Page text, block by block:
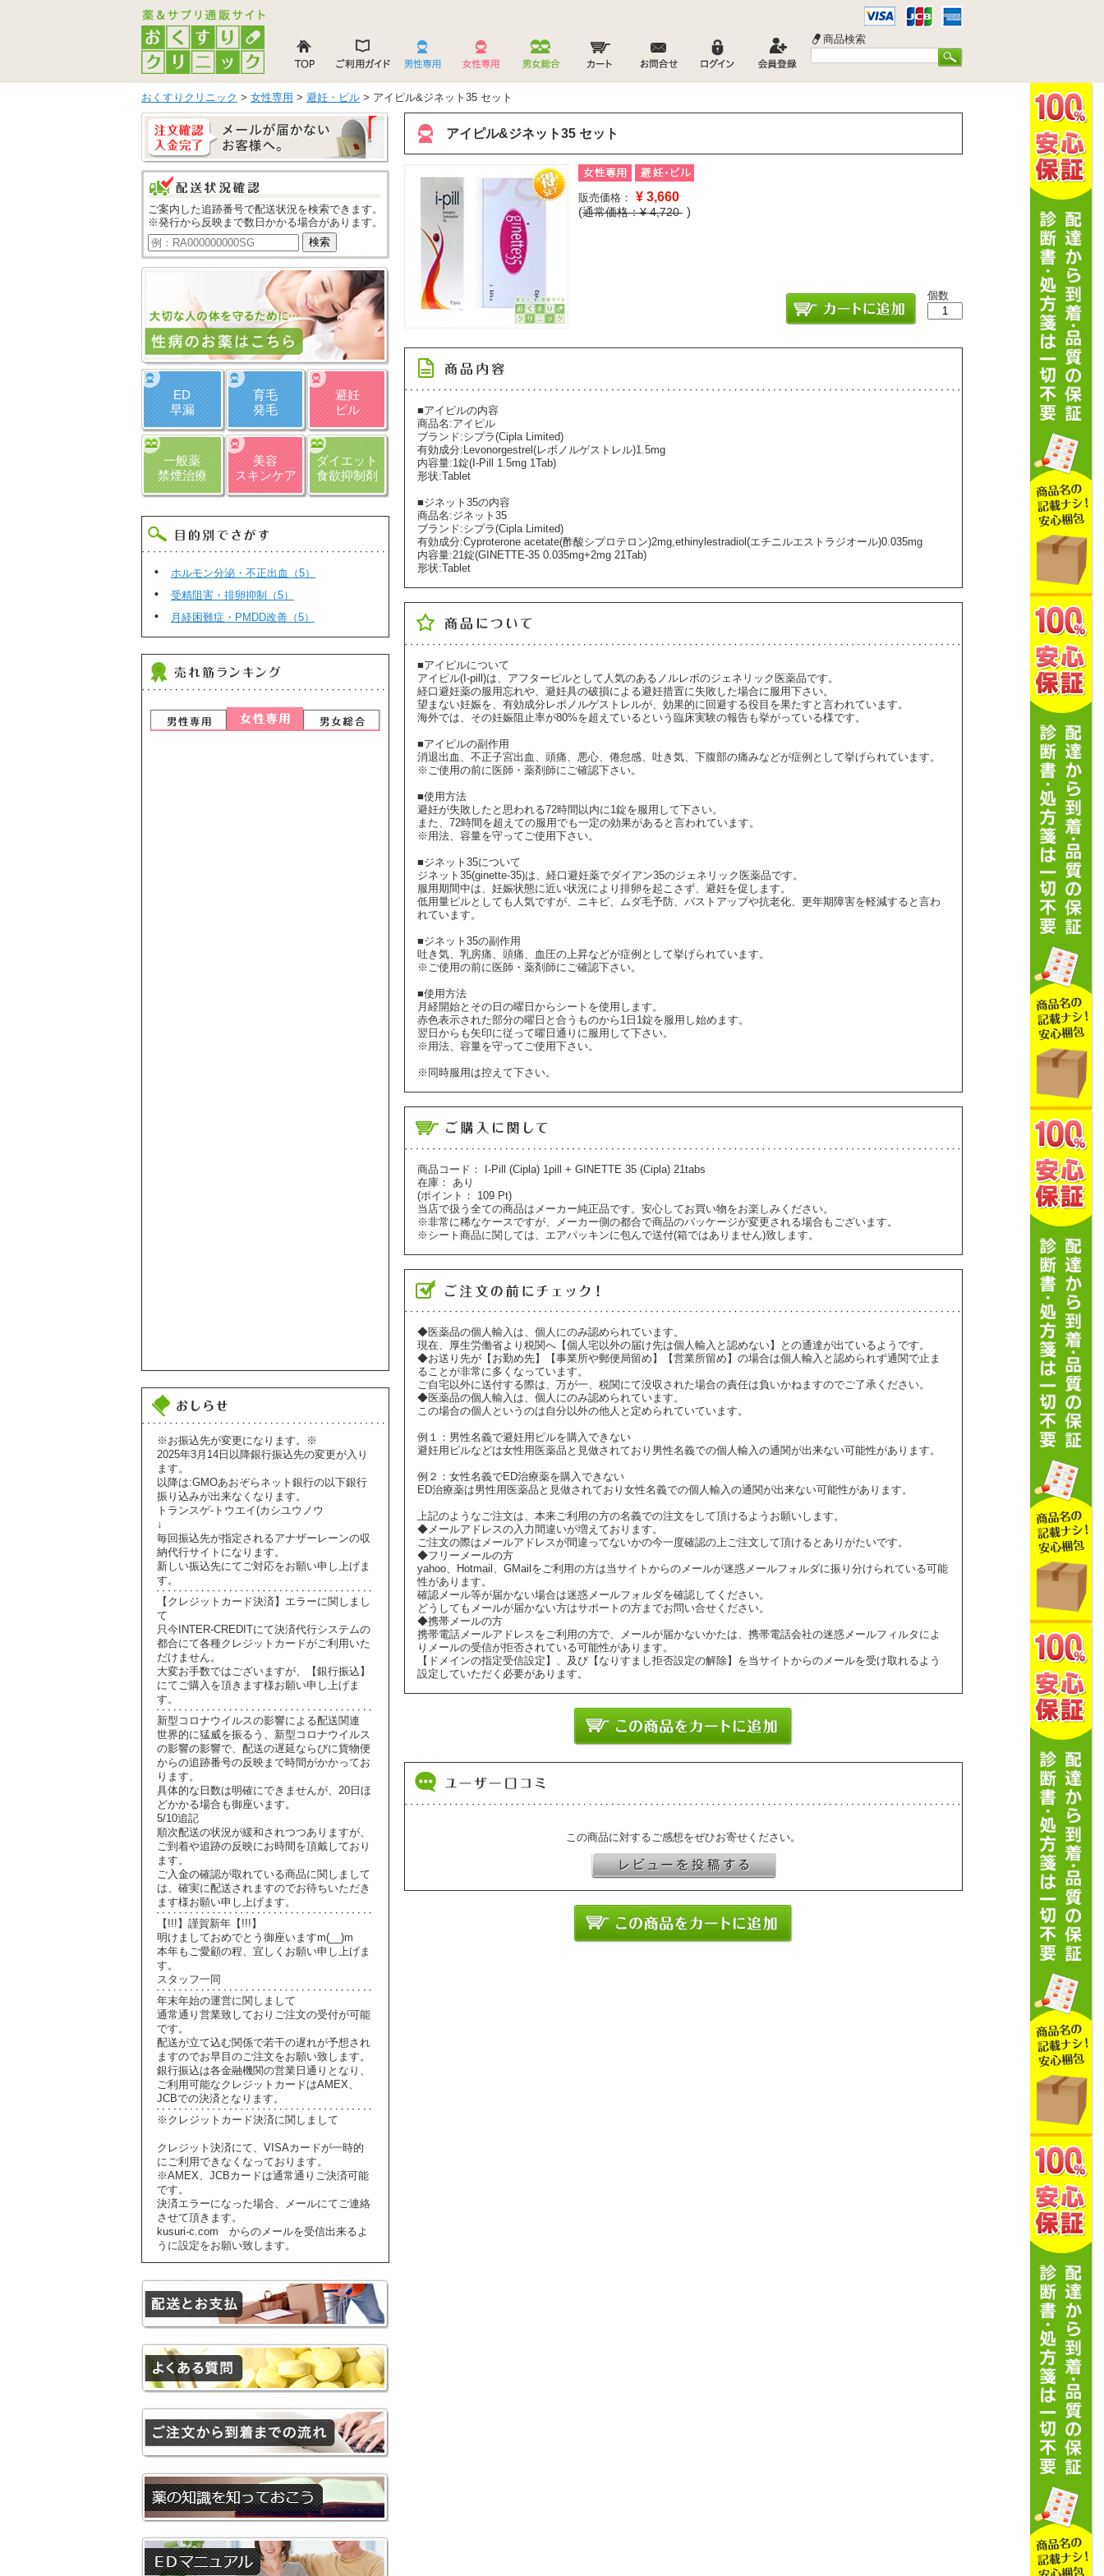
商品検索
おくすりクリニック > 女性専用 > 避妊・ピル > アイピル&ジネット35 セット
アイピル&ジネット35 セット
販売価格： ¥ 3,660
(通常価格：¥ 4,720 )
個数
■アイピルの内容
商品名:アイピル
ブランド:シプラ(Cipla Limited)
有効成分:Levonorgestrel(レボノルゲストレル)1.5mg
内容量:1錠(I-Pill 1.5mg 1Tab)
形状:Tablet
■ジネット35の内容
商品名:ジネット35
ブランド:シプラ(Cipla Limited)
有効成分:Cyproterone acetate(酢酸シプロテロン)2mg,ethinylestradiol(エチニルエストラジオール)0.035mg
内容量:21錠(GINETTE-35 0.035mg+2mg 21Tab)
形状:Tablet
■アイピルについて
アイピル(I-pill)は、アフターピルとして人気のあるノルレボのジェネリック医薬品です。
経口避妊薬の服用忘れや、避妊具の破損による避妊措置に失敗した場合に服用下さい。
望まない妊娠を、有効成分レボノルゲストレルが、効果的に回避する役目を果たすと言われています。
海外では、その妊娠阻止率が80%を超えているという臨床実験の報告も挙がっている様です。
■アイピルの副作用
消退出血、不正子宮出血、頭痛、悪心、倦怠感、吐き気、下腹部の痛みなどが症例として挙げられています。
※ご使用の前に医師・薬剤師にご確認下さい。
■使用方法
避妊が失敗したと思われる72時間以内に1錠を服用して下さい。
また、72時間を超えての服用でも一定の効果があると言われています。
※用法、容量を守ってご使用下さい。
■ジネット35について
ジネット35(ginette-35)は、経口避妊薬でダイアン35のジェネリック医薬品です。
服用期間中は、妊娠状態に近い状況により排卵を起こさず、避妊を促します。
低用量ピルとしても人気ですが、ニキビ、ムダ毛予防、バストアップや抗老化、更年期障害を軽減すると言わ
れています。
■ジネット35の副作用
吐き気、乳房痛、頭痛、血圧の上昇などが症例として挙げられています。
※ご使用の前に医師・薬剤師にご確認下さい。
■使用方法
月経開始とその日の曜日からシートを使用します。
赤色表示された部分の曜日と合うものから1日1錠を服用し始めます。
翌日からも矢印に従って曜日通りに服用して下さい。
※用法、容量を守ってご使用下さい。
※同時服用は控えて下さい。
商品コード：
I-Pill (Cipla) 1pill + GINETTE 35 (Cipla) 21tabs
在庫： あり
(ポイント： 109 Pt)
当店で扱う全ての商品はメーカー純正品です。安心してお買い物をお楽しみください。
※非常に稀なケースですが、メーカー側の都合で商品のパッケージが変更される場合もございます。
※シート商品に関しては、エアパッキンに包んで送付(箱ではありません)致します。
◆医薬品の個人輸入は、個人にのみ認められています。
現在、厚生労働省より税関へ【個人宅以外の届け先は個人輸入と認めない】との通達が出ているようです。
◆お送り先が【お勤め先】【事業所や郵便局留め】【営業所留め】の場合は個人輸入と認められず通関で止ま
ることが非常に多くなっています。
ご自宅以外に送付する際は、万が一、税関にて没収された場合の責任は負いかねますのでご了承ください。
◆医薬品の個人輸入は、個人にのみ認められています。
この場合の個人というのは自分以外の他人と定められていています。
例１：男性名義で避妊用ピルを購入できない
避妊用ピルなどは女性用医薬品と見做されており男性名義での個人輸入の通関が出来ない可能性があります。
例２：女性名義でED治療薬を購入できない
ED治療薬は男性用医薬品と見做されており女性名義での個人輸入の通関が出来ない可能性があります。
上記のようなご注文は、本来ご利用の方の名義での注文をして頂けるようお願いします。
◆メールアドレスの入力間違いが増えております。
ご注文の際はメールアドレスが間違ってないかの今一度確認の上ご注文して頂けるとありがたいです。
◆フリーメールの方
yahoo、Hotmail、GMailをご利用の方は当サイトからのメールが迷惑メールフォルダに振り分けられている可能
性があります。
確認メール等が届かない場合は迷惑メールフォルダを確認してください。
どうしてもメールが届かない方はサポートの方までお問い合せください。
◆携帯メールの方
携帯電話メールアドレスをご利用の方で、メールが届かないかたは、携帯電話会社の迷惑メールフィルタによ
りメールの受信が拒否されている可能性があります。
【ドメインの指定受信設定】、及び【なりすまし拒否設定の解除】を当サイトからのメールを受け取れるよう
設定していただく必要があります。
この商品に対するご感想をぜひお寄せください。
ご案内した追跡番号で配送状況を検索できます。
※発行から反映まで数日かかる場合があります。
ED
早漏
育毛
発毛
避妊
ピル
一般薬
禁煙治療
美容
スキンケア
ダイエット
食欲抑制剤
ホルモン分泌・不正出血（5）
受精阻害・排卵抑制（5）
月経困難症・PMDD改善（5）
※お振込先が変更になります。※
2025年3月14日以降銀行振込先の変更が入り
ます。
以降は:GMOあおぞらネット銀行の以下銀行
振り込みが出来なくなります。
トランスゲ-トウエイ(カシユウノウ
↓
毎回振込先が指定されるアナザーレーンの収
納代行サイトになります。
新しい振込先にてご対応をお願い申し上げま
す。
【クレジットカード決済】エラーに関しまし
て
只今INTER-CREDITにて決済代行システムの
都合にて各種クレジットカードがご利用いた
だけません。
大変お手数ではございますが、【銀行振込】
にてご購入を頂きます様お願い申し上げま
す。
新型コロナウイルスの影響による配送関連
世界的に猛威を振るう、新型コロナウイルス
の影響の影響で、配送の遅延ならびに貨物便
からの追跡番号の反映まで時間がかかってお
ります。
具体的な日数は明確にできませんが、20日ほ
どかかる場合も御座います。
5/10追記
順次配送の状況が緩和されつつありますが、
ご到着や追跡の反映にお時間を頂戴しており
ます。
ご入金の確認が取れている商品に関しまして
は、確実に配送されますのでお待ちいただき
ます様お願い申し上げます。
【!!!】謹賀新年【!!!】
明けましておめでとう御座いますm(__)m
本年もご愛顧の程、宜しくお願い申し上げま
す。
スタッフ一同
年末年始の運営に関しまして
通常通り営業致しておりご注文の受付が可能
です。
配送が立て込む関係で若干の遅れが予想され
ますのでお早目のご注文をお願い致します。
銀行振込は各金融機関の営業日通りとなり、
ご利用可能なクレジットカードはAMEX、
JCBでの決済となります。
※クレジットカード決済に関しまして
クレジット決済にて、VISAカードが一時的
にご利用できなくなっております。
※AMEX、JCBカードは通常通りご決済可能
です。
決済エラーになった場合、メールにてご連絡
させて頂きます。
kusuri-c.com からのメールを受信出来るよ
うに設定をお願い致します。